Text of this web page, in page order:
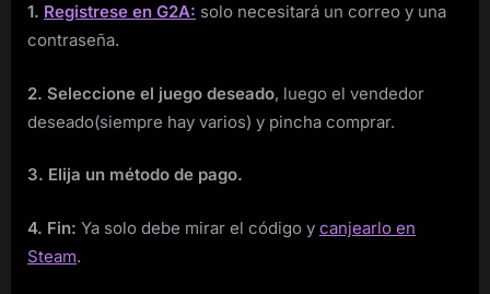
1. Registrese en G2A: solo necesitará un correo y una
contraseña.
2. Seleccione el juego deseado, luego el vendedor
deseado(siempre hay varios) y pincha comprar.
3. Elija un método de pago.
4. Fin: Ya solo debe mirar el código y canjearlo en
Steam.